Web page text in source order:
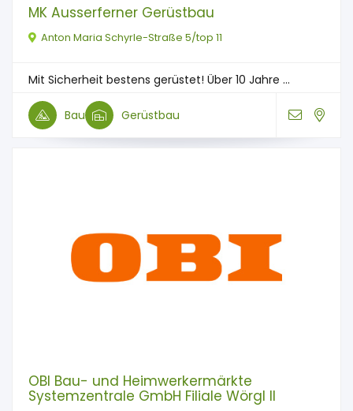
MK Ausserferner Gerüstbau
Anton Maria Schyrle-Straße 5/top 11
Mit Sicherheit bestens gerüstet! Über 10 Jahre ...
Bau Gerüstbau
OBI Bau- und Heimwerkermärkte
Systemzentrale GmbH Filiale Wörgl II